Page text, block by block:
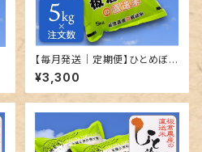
【毎月発送｜定期便】ひとめぼれ
｜精米｜5kg単位で発送
¥3,300